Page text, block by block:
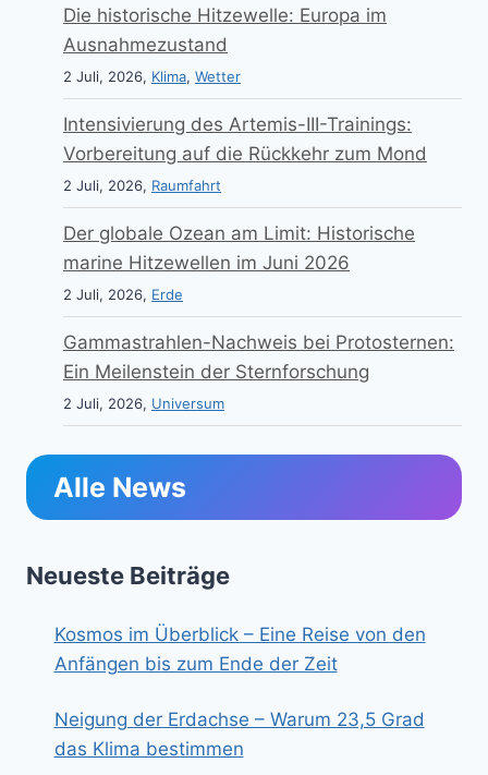
Die historische Hitzewelle: Europa im
Ausnahmezustand
2 Juli, 2026, Klima, Wetter
Intensivierung des Artemis-III-Trainings:
Vorbereitung auf die Rückkehr zum Mond
2 Juli, 2026, Raumfahrt
Der globale Ozean am Limit: Historische
marine Hitzewellen im Juni 2026
2 Juli, 2026, Erde
Gammastrahlen-Nachweis bei Protosternen:
Ein Meilenstein der Sternforschung
2 Juli, 2026, Universum
Alle News
Neueste Beiträge
Kosmos im Überblick – Eine Reise von den
Anfängen bis zum Ende der Zeit
Neigung der Erdachse – Warum 23,5 Grad
das Klima bestimmen